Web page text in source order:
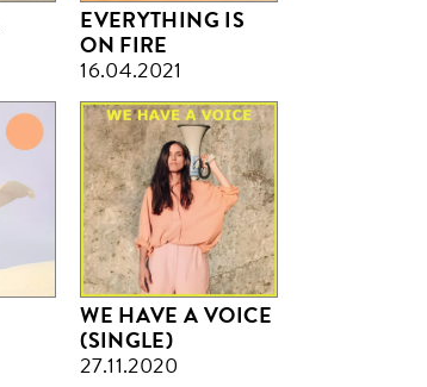
EVERYTHING IS
ON FIRE
16.04.2021
WE HAVE A VOICE
(SINGLE)
27.11.2020